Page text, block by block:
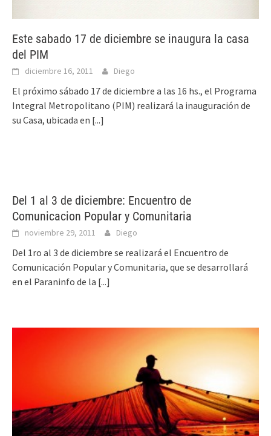
Este sabado 17 de diciembre se inaugura la casa
del PIM
diciembre 16, 2011 Diego
El próximo sábado 17 de diciembre a las 16 hs., el Programa
Integral Metropolitano (PIM) realizará la inauguración de
su Casa, ubicada en [...]
Del 1 al 3 de diciembre: Encuentro de
Comunicacion Popular y Comunitaria
noviembre 29, 2011 Diego
Del 1ro al 3 de diciembre se realizará el Encuentro de
Comunicación Popular y Comunitaria, que se desarrollará
en el Paraninfo de la [...]